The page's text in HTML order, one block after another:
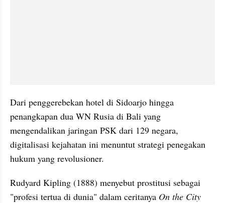
Dari penggerebekan hotel di Sidoarjo hingga
penangkapan dua WN Rusia di Bali yang
mengendalikan jaringan PSK dari 129 negara,
digitalisasi kejahatan ini menuntut strategi penegakan
hukum yang revolusioner.
Rudyard Kipling (1888) menyebut prostitusi sebagai
"profesi tertua di dunia" dalam ceritanya On the City